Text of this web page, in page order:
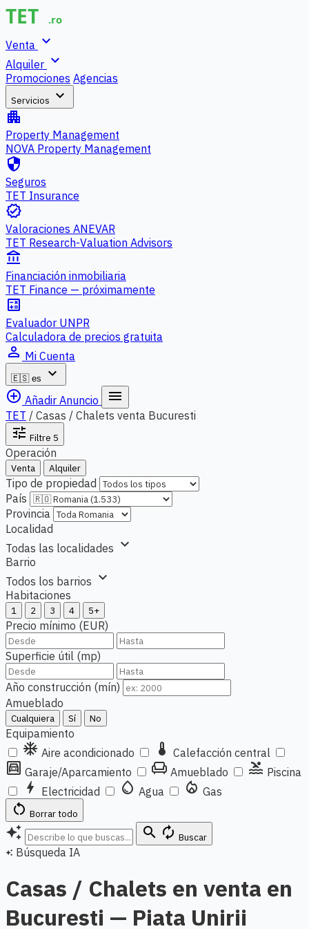
Venta expand_more
Alquiler expand_more
Promociones Agencias
Servicios expand_more
apartment
Property Management
NOVA Property Management
security
Seguros
TET Insurance
verified
Valoraciones ANEVAR
TET Research-Valuation Advisors
account_balance
Financiación inmobiliaria
TET Finance — próximamente
calculate
Evaluador UNPR
Calculadora de precios gratuita
person_outline Mi Cuenta
🇪🇸 es
expand_more
add_circle_outline Añadir Anuncio menu
TET / Casas / Chalets venta Bucuresti
tune Filtre 5
Operación
Venta Alquiler
Tipo de propiedad
País
Provincia
Localidad
Todas las localidades expand_more
Barrio
Todos los barrios expand_more
Habitaciones
1 2 3 4 5+
Precio mínimo (EUR)
Superficie útil (mp)
Año construcción (mín)
Amueblado
Cualquiera Sí No
Equipamiento
ac_unit Aire acondicionado thermostat Calefacción central
garage Garaje/Aparcamiento chair Amueblado pool Piscina
bolt Electricidad water_drop Agua local_fire_department Gas
restart_alt Borrar todo
auto_awesome search autorenew Buscar
auto_awesome Búsqueda IA
Casas / Chalets en venta en
Bucuresti — Piata Unirii